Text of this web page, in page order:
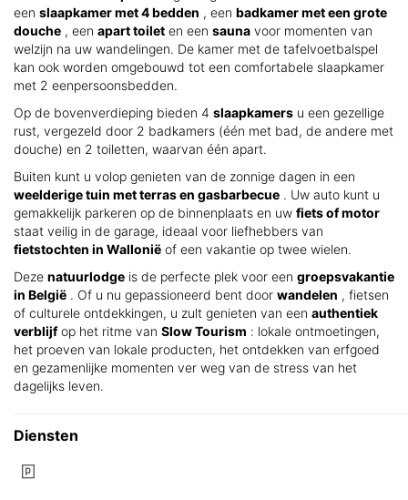
een slaapkamer met 4 bedden , een badkamer met een grote
douche , een apart toilet en een sauna voor momenten van
welzijn na uw wandelingen. De kamer met de tafelvoetbalspel
kan ook worden omgebouwd tot een comfortabele slaapkamer
met 2 eenpersoonsbedden.
Op de bovenverdieping bieden 4 slaapkamers u een gezellige
rust, vergezeld door 2 badkamers (één met bad, de andere met
douche) en 2 toiletten, waarvan één apart.
Buiten kunt u volop genieten van de zonnige dagen in een
weelderige tuin met terras en gasbarbecue . Uw auto kunt u
gemakkelijk parkeren op de binnenplaats en uw fiets of motor
staat veilig in de garage, ideaal voor liefhebbers van
fietstochten in Wallonië of een vakantie op twee wielen.
Deze natuurlodge is de perfecte plek voor een groepsvakantie
in België . Of u nu gepassioneerd bent door wandelen , fietsen
of culturele ontdekkingen, u zult genieten van een authentiek
verblijfop het ritme van Slow Tourism : lokale ontmoetingen,
het proeven van lokale producten, het ontdekken van erfgoed
en gezamenlijke momenten ver weg van de stress van het
dagelijks leven.
Diensten